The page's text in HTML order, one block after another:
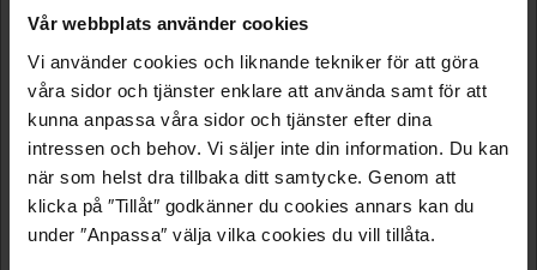
Vår webbplats använder cookies
Vi använder cookies och liknande tekniker för att göra
våra sidor och tjänster enklare att använda samt för att
kunna anpassa våra sidor och tjänster efter dina
intressen och behov. Vi säljer inte din information. Du kan
när som helst dra tillbaka ditt samtycke. Genom att
klicka på ″Tillåt″ godkänner du cookies annars kan du
under ″Anpassa″ välja vilka cookies du vill tillåta.
VIT VIT / SILVERSPEGEL